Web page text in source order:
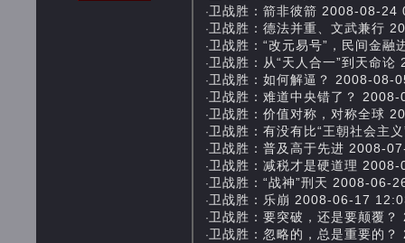
·卫战胜：箭非彼箭 2008-08-24
·卫战胜：德法并重、文武兼行
·卫战胜：“改元易号”，民间金
·卫战胜：从“天人合一”到天命
·卫战胜：如何解逼？ 2008-08-
·卫战胜：难道中央错了？
·卫战胜：价值对称，对称全球
·卫战胜：有没有比“王朝社会主
·卫战胜：普及高于先进 2008-
·卫战胜：减税才是硬道理
·卫战胜：“战神”刑天 2008-06-
·卫战胜：乐崩 2008-06-17
·卫战胜：要突破，还是要颠覆
·卫战胜：忽略的，总是重要的